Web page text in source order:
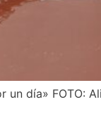
un día» FOTO: